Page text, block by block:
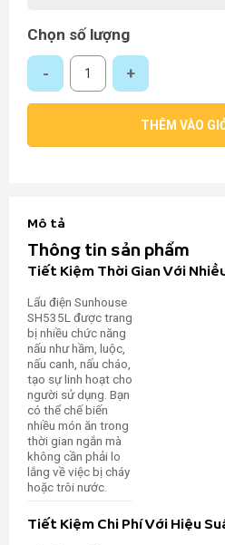
Chọn số lượng
Lẩu điện Sunhouse SH535L số lượng
THÊM VÀO
Mô tả
Thông tin sản phẩm
Tiết Kiệm Thời Gian Với
Lẩu điện Sunhouse
SH535L được trang
bị nhiều chức năng
nấu như hầm, luộc,
nấu canh, nấu cháo,
tạo sự linh hoạt cho
người sử dụng. Bạn
có thể chế biến
nhiều món ăn trong
thời gian ngắn mà
không cần phải lo
lắng về việc bị cháy
hoặc trôi nước.
Tiết Kiệm Chi Phí Với Hiệu